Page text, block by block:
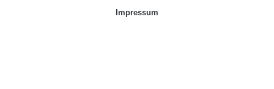
Impressum